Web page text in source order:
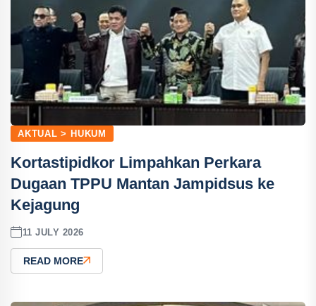
AKTUAL > HUKUM
Kortastipidkor Limpahkan Perkara
Dugaan TPPU Mantan Jampidsus ke
Kejagung
11 JULY 2026
READ MORE